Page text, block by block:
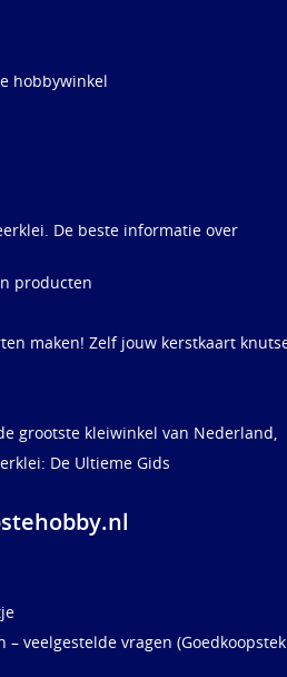
hobbywinkel
De beste informatie over
producten
maken! Zelf jouw kerstkaart
grootste kleiwinkel van Nederland,
De Ultieme Gids
– veelgestelde vragen